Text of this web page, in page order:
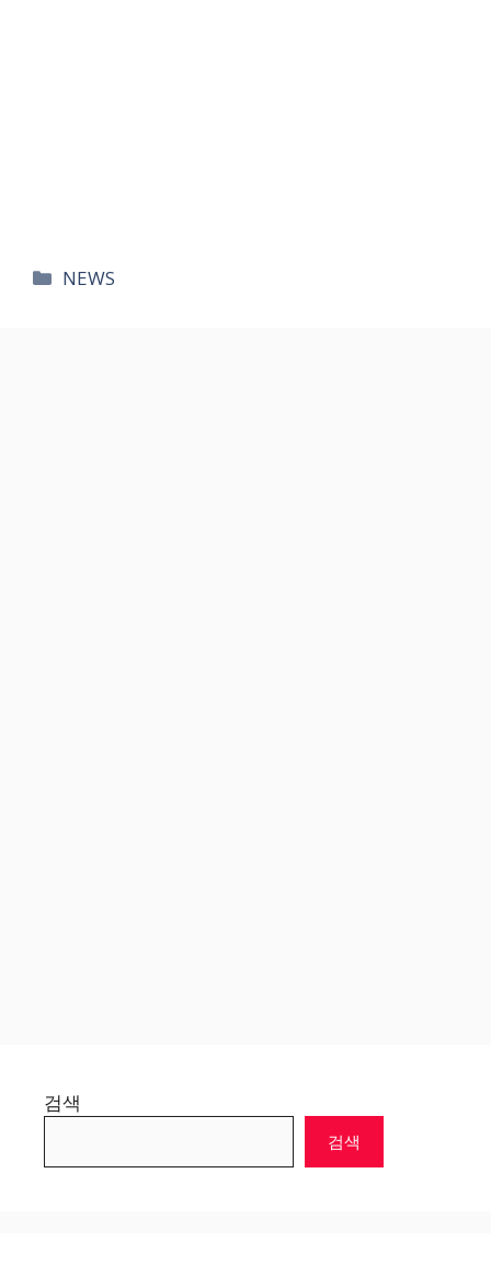
카
NEWS
검색
검색